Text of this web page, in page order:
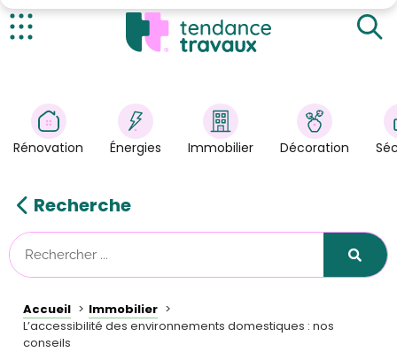
Énergies
Immobilier
Astuces/DIY
Tendance Travaux
Kit partenaire
Rénovation Énergies Immobilier Décoration
Recherche
Accueil
Immobilier
L’accessibilité des environnements domestiques : nos
conseils
Installer un monte-escalier
Rendre la salle de bain accessible